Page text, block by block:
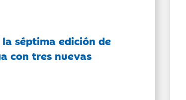
séptima edición de
con tres nuevas